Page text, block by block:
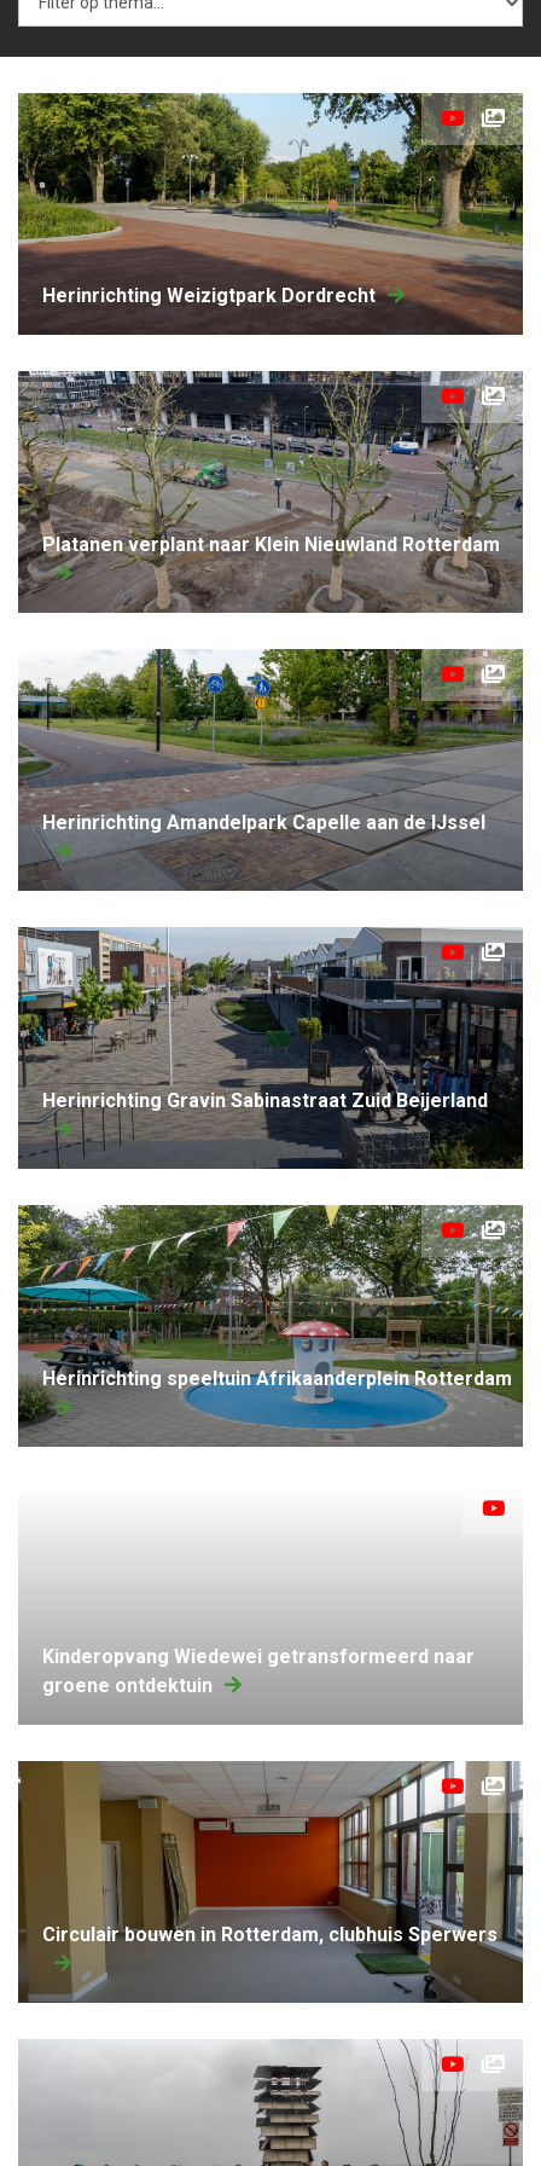
herinrichting Weizigtpark Dordrecht
Platanen verplant naar Klein Nieuwland Rotterdam
herinrichting Amandelpark Capelle aan de IJssel
herinrichting Gravin Sabinastraat Zuid Beijerland
herinrichting speeltuin Afrikaanderplein Rotterdam
kinderopvang Wiedewei getransformeerd naar
groene ontdektuin
Circulair bouwen in Rotterdam, clubhuis Sperwers